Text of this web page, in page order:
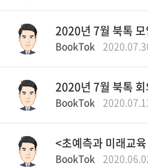
2020년 7월 북톡 모
BookTok
2020년 7월 북톡
BookTok
<초예측과 미래교
BookTok